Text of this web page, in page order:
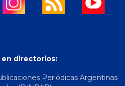
en directorios:
Periódicas Argentinas